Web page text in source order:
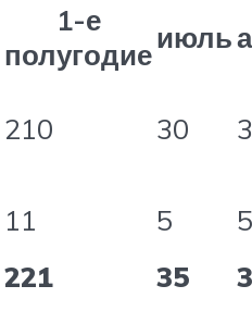
1-е
полугодиеиюль
210 30
11 5
5
221 35